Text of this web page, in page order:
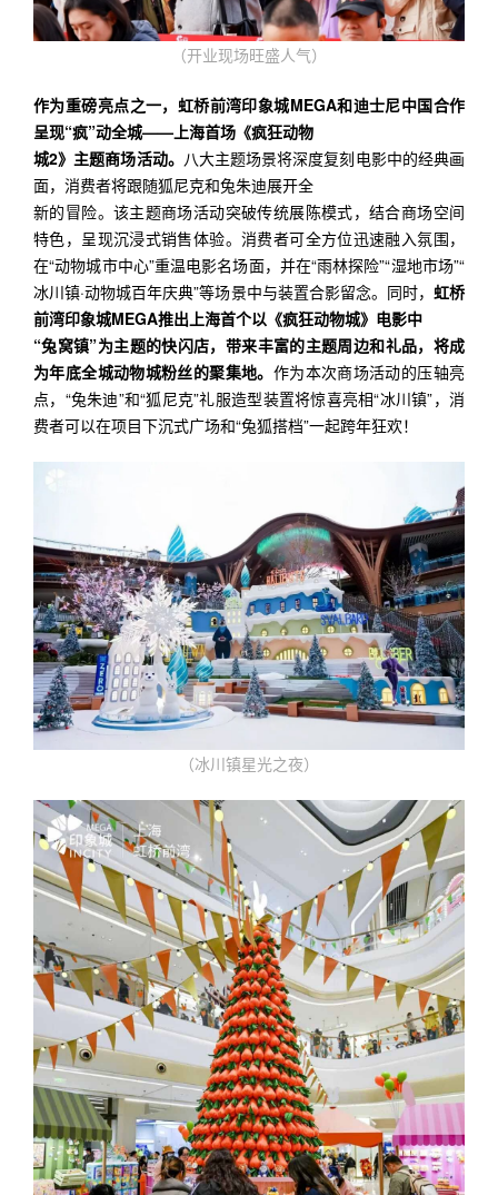
（开业现场旺盛人气）
作为重磅亮点之一，虹桥前湾印象城MEGA和迪士尼中国合作
呈现“疯”动全城——上海首场《疯狂动物
城2》主题商场活动。 八大主题场景将深度复刻电影中的经典画
面，消费者将跟随狐尼克和兔朱迪展开全
新的冒险。该主题商场活动突破传统展陈模式，结合商场空间
特色，呈现沉浸式销售体验。消费者可全方位迅速融入氛围，
在“动物城市中心”重温电影名场面，并在“雨林探险”“湿地市场”“
冰川镇·动物城百年庆典”等场景中与装置合影留念。同时， 虹桥
前湾印象城MEGA推出上海首个以 《疯狂动物城》电影中
“兔窝镇”为主题的快闪店，带来丰富的主题周边和礼品，将成
为年底全城动物城粉丝的聚集地。 作为本次商场活动的压轴亮
点，“兔朱迪”和“狐尼克”礼服造型装置将惊喜亮相“冰川镇”，消
费者可以在项目下沉式广场和“兔狐搭档”一起跨年狂欢！
（冰川镇星光之夜）